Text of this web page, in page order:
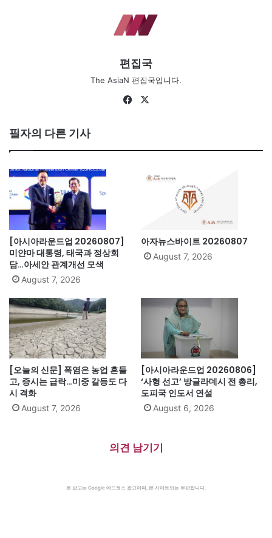
편집국
The AsiaN 편집국입니다.
Fa
필자의 다른 기사
[아시아라운드업 20260807]
미얀마 대통령, 태국과 정상회
담…아세안 관계개선 모색
August 7, 2026
아자뉴스바이트 20260807
August 7, 2026
[오늘의 신문] 폭염은 농업 흔들
고, 증시는 급락…미중 갈등도 다
시 격화
August 7, 2026
[아시아라운드업 20260806]
‘사형 선고’ 방글라데시 전 총리,
도피국 인도서 연설
August 6, 2026
의견 남기기
본 광고는 Google 애드센스 광고이며, 본 사이트와는 무관합니다.